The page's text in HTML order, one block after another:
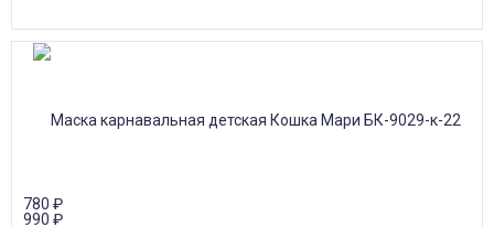
780 ₽
990 ₽